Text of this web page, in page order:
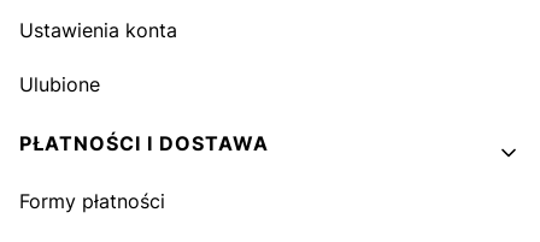
Ustawienia konta
Ulubione
PŁATNOŚCI I DOSTAWA
Formy płatności